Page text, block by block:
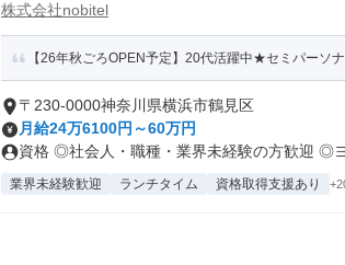
株式会社nobitel
【26年秋ごろOPEN予定】20代活躍中★セミパーソ
〒230-0000神奈川県横浜市鶴見区
月給24万6100円～60万円
資格 ◎社会人・職種・業界未経験の方歓迎 ◎
業界未経験歓迎 ランチタイム 資格取得支援あり